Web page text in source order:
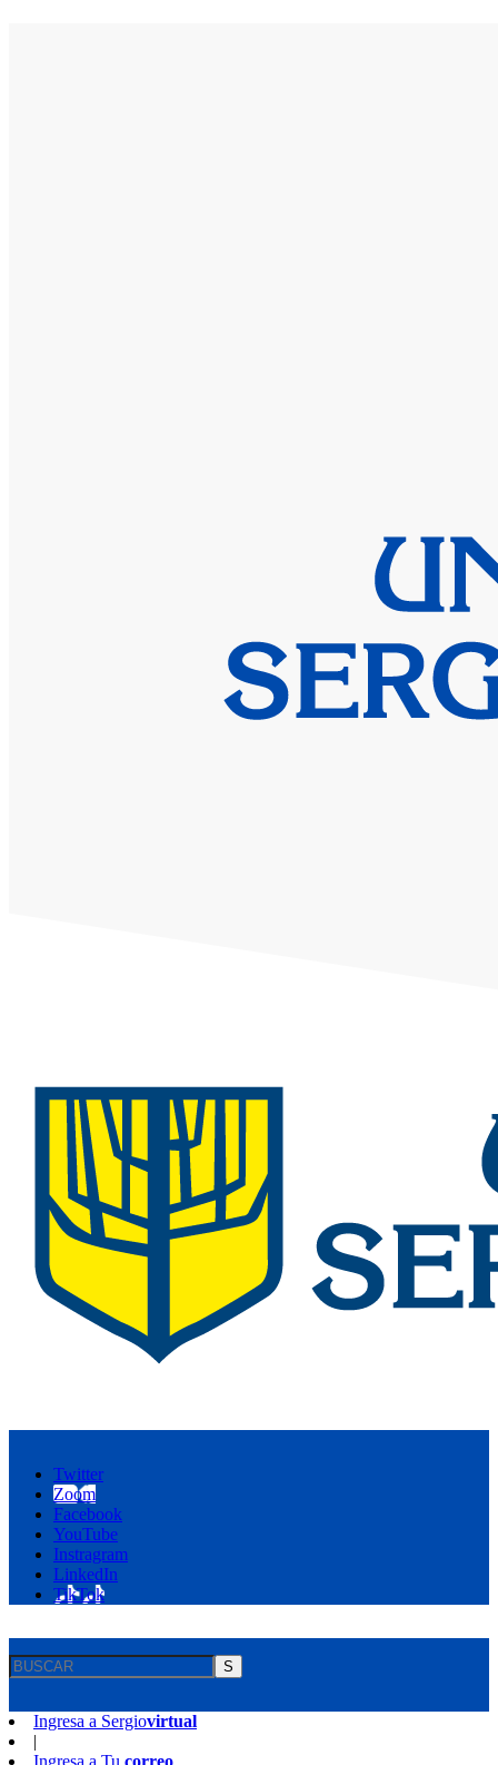
Twitter
Zoom
Facebook
YouTube
Instragram
LinkedIn
TikTok
S
Ingresa a Sergiovirtual
|
Ingresa a Tu correo